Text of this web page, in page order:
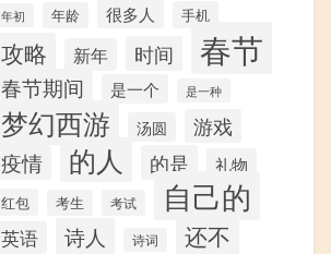
年初 年龄 很多人 手机
攻略 新年 时间 春节
春节期间 是一个 是一种
梦幻西游 汤圆 游戏
疫情 的人 的是 礼物
红包 考生 考试 自己的
英语 诗人 诗词 还不